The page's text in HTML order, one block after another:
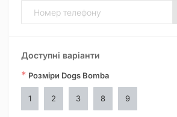
Доступні варіанти
* Розміри Dogs Bomba
1 2 3 8 9